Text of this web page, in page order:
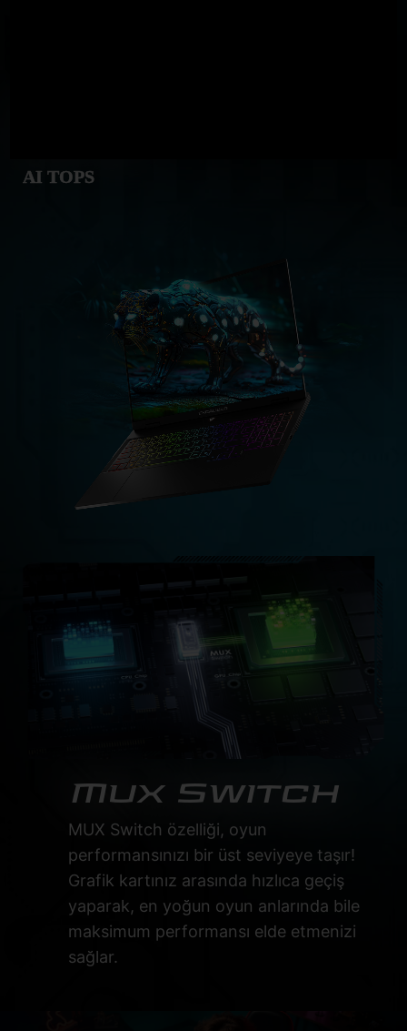
AI TOPS
Mux Switch
MUX Switch özelliği, oyun
performansınızı bir üst seviyeye taşır!
Grafik kartınız arasında hızlıca geçiş
yaparak, en yoğun oyun anlarında bile
maksimum performansı elde etmenizi
sağlar.